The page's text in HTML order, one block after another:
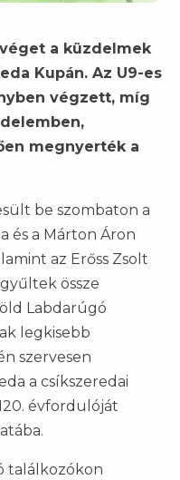
a küzdelmek
Kupán. Az U9-es
végzett, míg
megnyerték a
be szombaton a
és a Márton Áron
az Erőss Zsolt
össze
Labdarúgó
legkisebb
szervesen
a csíkszeredai
évfordulóját
találkozókon